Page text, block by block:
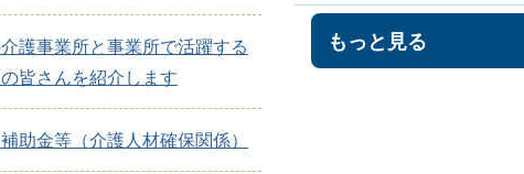
護事業所と事業所で活躍する
皆さんを紹介します
助金等（介護人材確保関係）
もっと見る